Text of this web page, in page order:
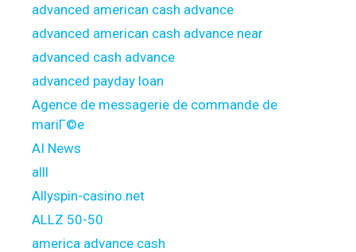
advanced american cash advance
advanced american cash advance near
advanced cash advance
advanced payday loan
Agence de messagerie de commande de
mariГ©e
AI News
alll
Allyspin-casino.net
ALLZ 50-50
america advance cash